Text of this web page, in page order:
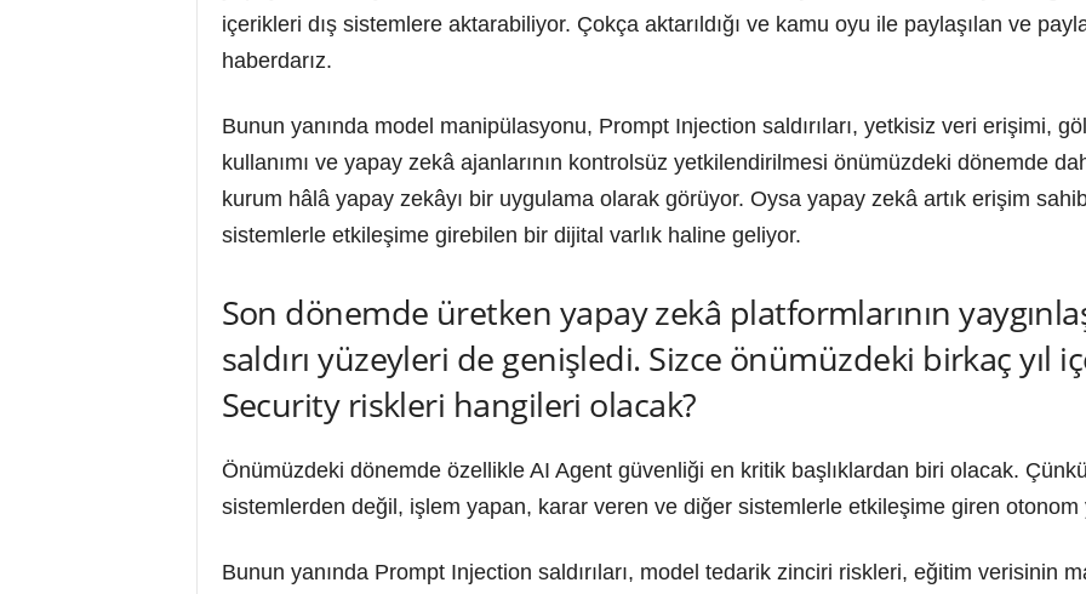
içerikleri dış sistemlere aktarabiliyor. Çokça aktarıldığı ve kamu oyu ile paylaşılan ve
haberdarız.
Bunun yanında model manipülasyonu, Prompt Injection saldırıları, yetkisiz veri erişimi,
kullanımı ve yapay zekâ ajanlarının kontrolsüz yetkilendirilmesi önümüzdeki dönemde
kurum hâlâ yapay zekâyı bir uygulama olarak görüyor. Oysa yapay zekâ artık erişim
sistemlerle etkileşime girebilen bir dijital varlık haline geliyor.
Son dönemde üretken yapay zekâ platformlarının
saldırı yüzeyleri de genişledi. Sizce önümüzdeki birkaç yıl
Security riskleri hangileri olacak?
Önümüzdeki dönemde özellikle AI Agent güvenliği en kritik başlıklardan biri olacak.
sistemlerden değil, işlem yapan, karar veren ve diğer sistemlerle etkileşime giren otonom
Bunun yanında Prompt Injection saldırıları, model tedarik zinciri riskleri, eğitim verisinin